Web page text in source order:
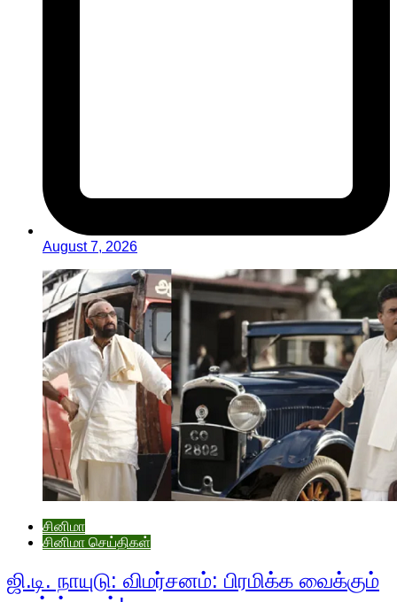
August 7, 2026
சினிமா
சினிமா செய்திகள்
ஜி.டி. நாயுடு: விமர்சனம்: பிரமிக்க வைக்கும்